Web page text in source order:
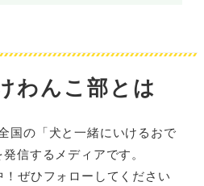
わんこ部とは
国の「犬と一緒にいけるおで
信するメディアです。
ぜひフォローしてください